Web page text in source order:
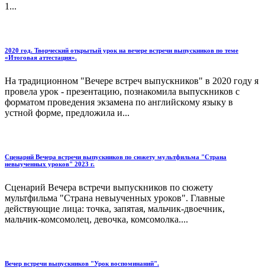
1...
2020 год. Творческий открытый урок на вечере встречи выпускников по теме
«Итоговая аттестация».
На традиционном "Вечере встреч выпускников" в 2020 году я
провела урок - презентацию, познакомила выпускников с
форматом проведения экзамена по английскому языку в
устной форме, предложила и...
Сценарий Вечера встречи выпускников по сюжету мультфильма "Страна
невыученных уроков" 2023 г.
Сценарий Вечера встречи выпускников по сюжету
мультфильма "Страна невыученных уроков". Главные
действующие лица: точка, запятая, мальчик-двоечник,
мальчик-комсомолец, девочка, комсомолка....
Вечер встречи выпускников "Урок воспоминаний".